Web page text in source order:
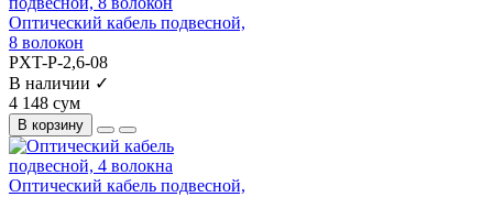
Оптический кабель подвесной,
8 волокон
PXT-P-2,6-08
В наличии ✓
4 148 сум
В корзину
Оптический кабель подвесной,